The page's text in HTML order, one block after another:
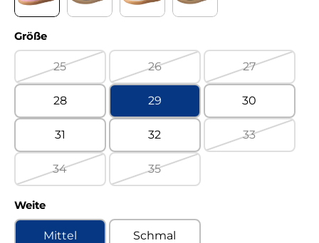
Größeauswählen
25
(Diese Option ist zurzeit nicht verfügbar.)
26
(Diese Option ist zurzeit nicht
27
28 29 30
31 32 33
34
(Diese Option ist zurzeit nicht verfügbar.)
35
Weiteauswählen
Mittel Schmal